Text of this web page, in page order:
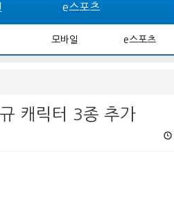
e스포츠
모바일 e스포츠
캐릭터 3종 추가